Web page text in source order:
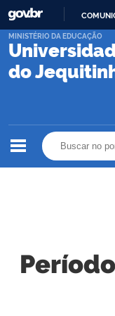
do
MINISTÉRIO DA EDUCAÇÃO